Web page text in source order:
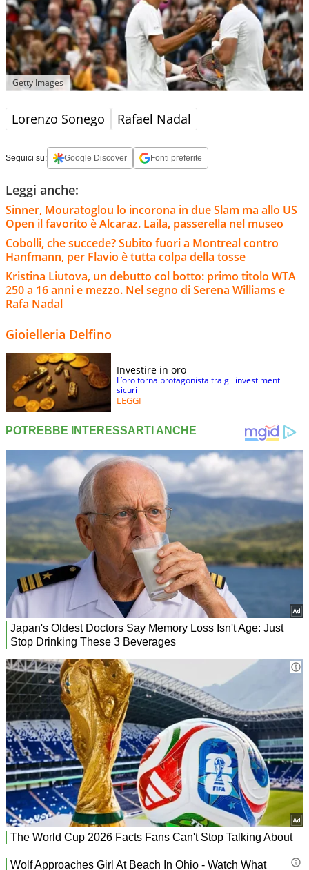
Getty Images
Lorenzo Sonego Rafael Nadal
Seguici su: Google Discover Fonti preferite
Leggi anche:
Sinner, Mouratoglou lo incorona in due Slam ma allo US
Open il favorito è Alcaraz. Laila, passerella nel museo
Cobolli, che succede? Subito fuori a Montreal contro
Hanfmann, per Flavio è tutta colpa della tosse
Kristina Liutova, un debutto col botto: primo titolo WTA
250 a 16 anni e mezzo. Nel segno di Serena Williams e
Rafa Nadal
Gioielleria Delfino
Investire in oro
L’oro torna protagonista tra gli investimenti
sicuri
LEGGI